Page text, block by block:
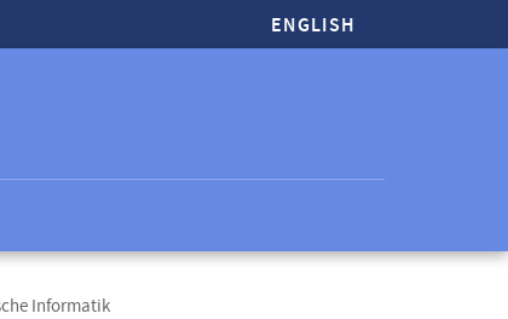
ENGLISH
Informatik